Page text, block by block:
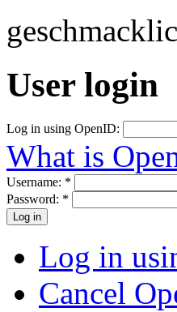
User login
Log in using OpenID:
What is
Username: *
Password: *
Log in
Cancel